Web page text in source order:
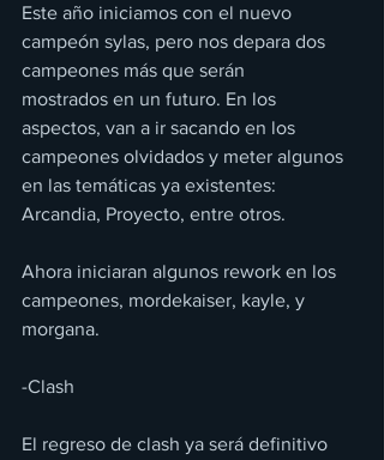
Este año iniciamos con el nuevo
campeón sylas, pero nos depara dos
campeones más que serán
mostrados en un futuro. En los
aspectos, van a ir sacando en los
campeones olvidados y meter algunos
en las temáticas ya existentes:
Arcandia, Proyecto, entre otros.
Ahora iniciaran algunos rework en los
campeones, mordekaiser, kayle, y
morgana.
-Clash
El regreso de clash ya será definitivo